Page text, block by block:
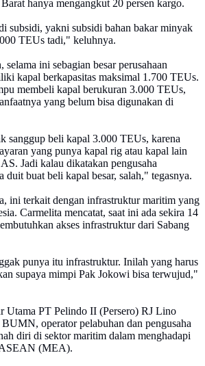
hanya mengangkut 20 persen kargo.
subsidi, yakni subsidi bahan bakar minyak
TEUs tadi," keluhnya.
selama ini sebagian besar perusahaan
kapal berkapasitas maksimal 1.700 TEUs.
membeli kapal berukuran 3.000 TEUs,
yang belum bisa digunakan di
sanggup beli kapal 3.000 TEUs, karena
yang punya kapal rig atau kapal lain
Jadi kalau dikatakan pengusaha
duit buat beli kapal besar, salah," tegasnya.
ini terkait dengan infrastruktur maritim yang
Carmelita mencatat, saat ini ada sekira 14
akses infrastruktur dari Sabang
punya itu infrastruktur. Inilah yang harus
supaya mimpi Pak Jokowi bisa terwujud,"
Utama PT Pelindo II (Persero) RJ Lino
operator pelabuhan dan pengusaha
diri di sektor maritim dalam menghadapi
(MEA).